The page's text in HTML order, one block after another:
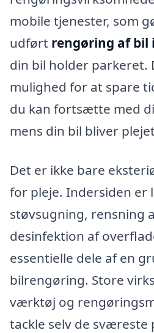
mobile tjenester, som
udført rengøring af bil
din bil holder parkeret.
mulighed for at spare
du kan fortsætte med
mens din bil bliver
Det er ikke bare
for pleje. Indersiden er
støvsugning, rensning
desinfektion af
essentielle dele af en
bilrengøring. Store
værktøj og
tackle selv de